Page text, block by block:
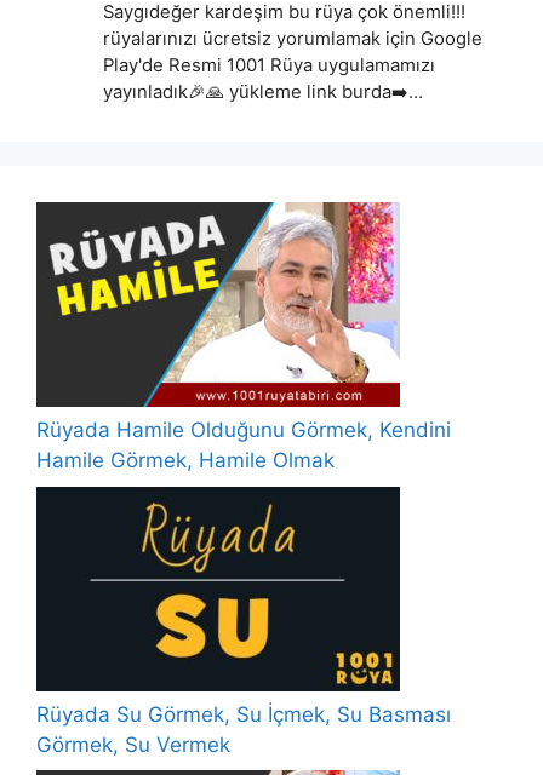
Saygıdeğer kardeşim bu rüya çok önemli!!!
rüyalarınızı ücretsiz yorumlamak için Google
Play'de Resmi 1001 Rüya uygulamamızı
yayınladık🎉🙏 yükleme link burda➡️…
Rüyada Hamile Olduğunu Görmek, Kendini
Hamile Görmek, Hamile Olmak
Rüyada Su Görmek, Su İçmek, Su Basması
Görmek, Su Vermek